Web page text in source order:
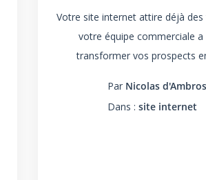
Votre site internet attire déjà des
votre équipe commerciale a
transformer vos prospects
Par Nicolas
Dans :site internet